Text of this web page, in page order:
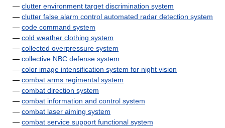
— clutter environment target discrimination system
— clutter false alarm control automated radar detection system
— code command system
— cold weather clothing system
— collected overpressure system
— collective NBC defense system
— color image intensification system for night vision
— combat arms regimental system
— combat direction system
— combat information and control system
— combat laser aiming system
— combat service support functional system